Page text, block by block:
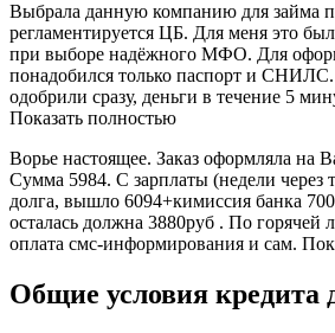
Выбрала данную компанию для займа
регламентируется ЦБ. Для меня это
при выборе надёжного МФО. Для
понадобился только паспорт и
одобрили сразу, деньги в течение 5
Показать полностью
Ворье настоящее. Заказ оформляла на
Сумма 5984. С зарплаты (недели через
долга, вышло 6094+кимиссия банка
осталась должна 3880руб . По горячей
оплата смс-информирования и сам.
Общие условия кредита